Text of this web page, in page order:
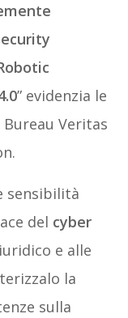
” evidenzia le
Veritas
sensibilità
del cyber
e alle
la
sulla